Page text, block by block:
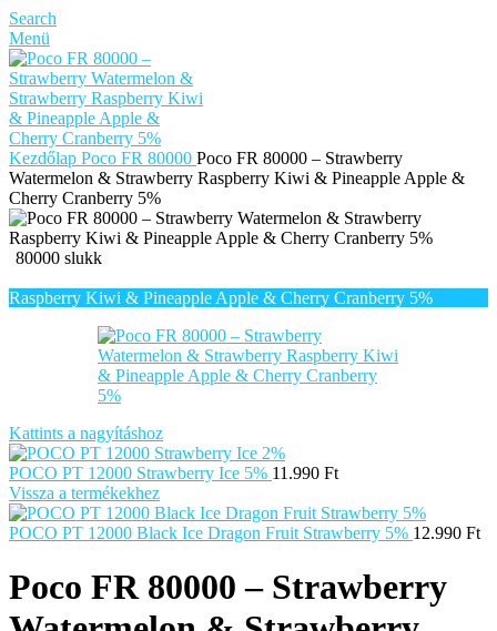
Search
Menü
Kezdőlap Poco FR 80000 Poco FR 80000 – Strawberry
Watermelon & Strawberry Raspberry Kiwi & Pineapple Apple &
Cherry Cranberry 5%
80000 slukk
Kattints a nagyításhoz
POCO PT 12000 Strawberry Ice 5% 11.990 Ft
Vissza a termékekhez
POCO PT 12000 Black Ice Dragon Fruit Strawberry 5% 12.990 Ft
Poco FR 80000 – Strawberry